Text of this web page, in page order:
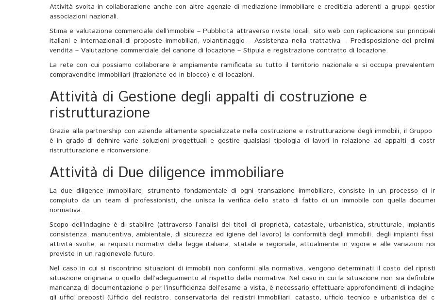
Attività svolta in collaborazione anche con altre agenzie di mediazione immobiliare e creditizia aderenti a gruppi
associazioni nazionali.
Stima e valutazione commerciale dell’immobile – Pubblicità attraverso riviste locali, sito web con replicazione sui
italiani e internazionali di proposte immobiliari, volantinaggio – Assistenza nella trattativa – Predisposizione del
vendita – Valutazione commerciale del canone di locazione – Stipula e registrazione contratto di locazione.
La rete con cui possiamo collaborare è ampiamente ramificata su tutto il territorio nazionale e si occupa
compravendite immobiliari (frazionate ed in blocco) e di locazioni.
Attività di Gestione degli appalti di costruzione e
ristrutturazione
Grazie alla partnership con aziende altamente specializzate nella costruzione e ristrutturazione degli immobili, il Gruppo
è in grado di definire varie soluzioni progettuali e gestire qualsiasi tipologia di lavori in relazione ad appalti di
ristrutturazione e riconversione.
Attività di Due diligence immobiliare
La due diligence immobiliare, strumento fondamentale di ogni transazione immobiliare, consiste in un processo di
compiuto da un team di professionisti, che unisca la verifica dello stato di fatto di un immobile con quella
normativa.
Scopo dell’indagine è di stabilire (attraverso l’analisi dei titoli di proprietà, catastale, urbanistica, strutturale,
consistenza, manutentiva, ambientale, di sicurezza ed igiene del lavoro) la conformità degli immobili, degli impianti
attività svolte, ai requisiti normativi della legge italiana, statale e regionale, attualmente in vigore e alle variazioni
previste in un ragionevole futuro.
Nel caso in cui si riscontrino situazioni di immobili non conformi alla normativa, vengono determinati il costo del
situazione originaria o quello dell’adeguamento al rispetto della normativa. Nel caso in cui la situazione non sia
mancanza di documentazione o per l’insufficienza dell’esame a vista, è necessario effettuare approfondimenti di
gli uffici preposti (Ufficio del registro, conservatoria dei registri immobiliari, catasto, ufficio tecnico e urbanistica del